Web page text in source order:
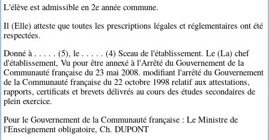
L'élève est admissible en 2e année commune.
Il (Elle) atteste que toutes les prescriptions légales et réglementaires ont été
respectées.
Donné à . . . . . (5), le . . . . . (4) Sceau de l'établissement. Le (La) chef
d'établissement, Vu pour être annexé à l'Arrêté du Gouvernement de la
Communauté française du 23 mai 2008. modifiant l'arrêté du Gouvernement
de la Communauté française du 22 octobre 1998 relatif aux attestations,
rapports, certificats et brevets délivrés au cours des études secondaires de
plein exercice.
Pour le Gouvernement de la Communauté française : Le Ministre de
l'Enseignement obligatoire, Ch. DUPONT